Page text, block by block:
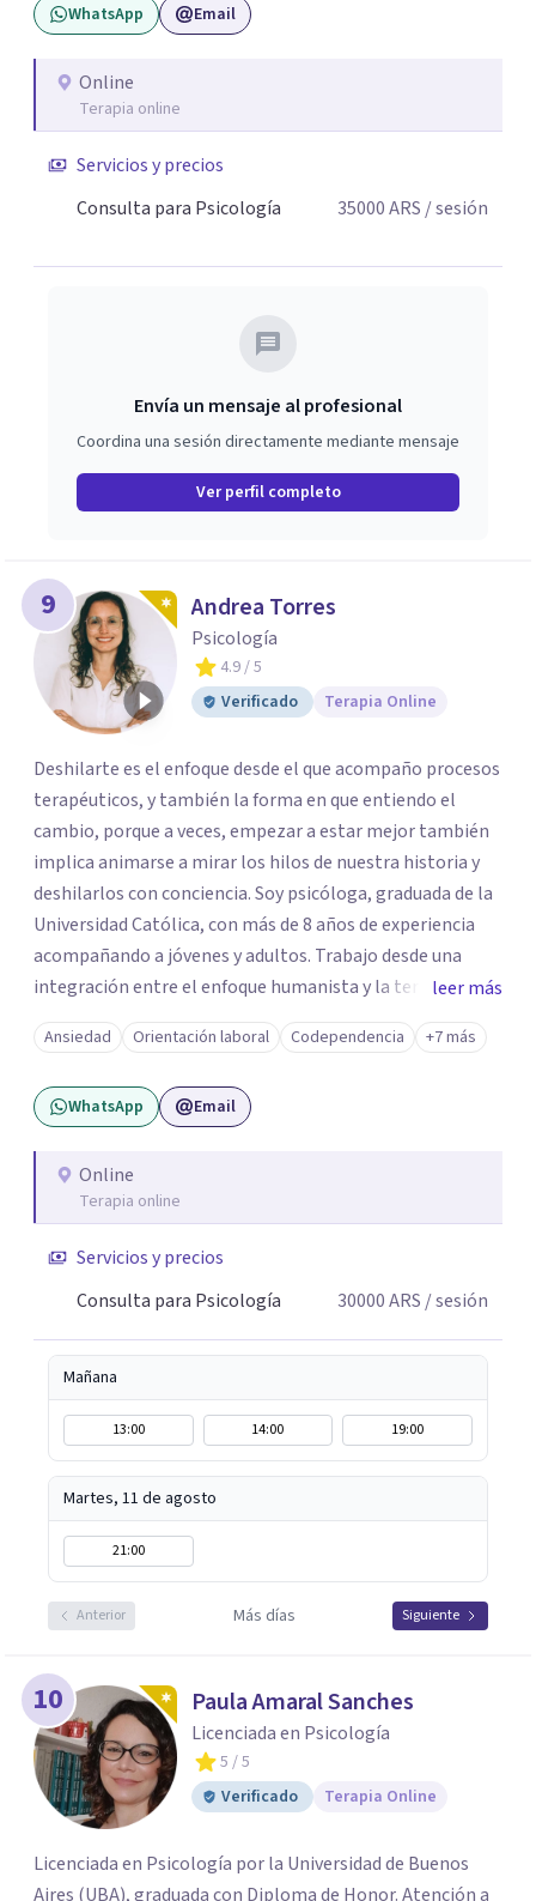
WhatsApp Email
Online
Terapia online
Servicios y precios
Consulta para Psicología
35000ARS / sesión
Envía un mensaje al profesional
Coordina una sesión directamente mediante mensaje
Ver perfil completo
9 Andrea Torres
Psicología
4.9/ 5
Verificado
Terapia Online
Deshilarte es el enfoque desde el que acompaño procesos
terapéuticos, y también la forma en que entiendo el
cambio, porque a veces, empezar a estar mejor también
implica animarse a mirar los hilos de nuestra historia y
deshilarlos con conciencia. Soy psicóloga, graduada de la
Universidad Católica, con más de 8 años de experiencia
acompañando a jóvenes y adultos. Trabajo desde una
integración entre el enfoque humanista y la terapia
cognitivo-conductual (TCC), combinando una escucha
profunda, empática y sin juicios, con herramientas con
herramientas psicológicas que ayudan a reconocer
patrones, resignificar experiencias y construir cambios
puedas no solo sentirte escuchado/a, sino también
comprender lo que te pasa, identificar patrones que
afrontarlo.
leer más
Ansiedad Orientación laboral Codependencia +7 más
WhatsApp Email
Online
Terapia online
Servicios y precios
Consulta para Psicología
30000ARS / sesión
Mañana
13:00 14:00 19:00
Martes, 11 de agosto
21:00
Anterior Más días Siguiente
10 Paula Amaral Sanches
Licenciada en Psicología
5 / 5
Verificado
Terapia Online
Licenciada en Psicología por la Universidad de Buenos
Aires (UBA), graduada con Diploma de Honor. Atención a